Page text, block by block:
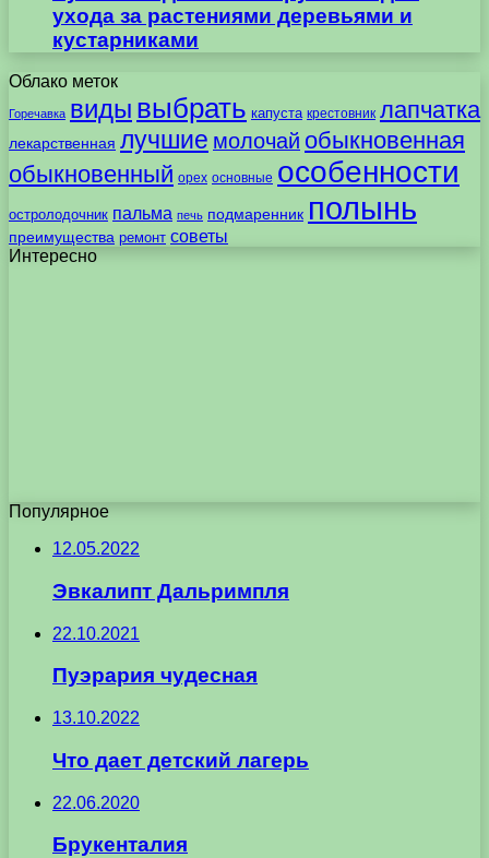
ухода за растениями деревьями и
кустарниками
Облако меток
Горечавка виды выбрать капуста крестовник лапчатка
лекарственная лучшие молочай обыкновенная
обыкновенный орех основные особенности
остролодочник пальма печь подмаренник полынь
преимущества ремонт советы
Интересно
Популярное
12.05.2022
Эвкалипт Дальримпля
22.10.2021
Пуэрария чудесная
13.10.2022
Что дает детский лагерь
22.06.2020
Брукенталия